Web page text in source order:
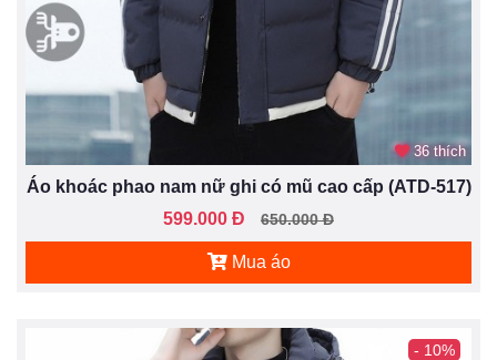
36 thích
Áo khoác phao nam nữ ghi có mũ cao cấp (ATD-517)
599.000 Đ
650.000 Đ
Mua áo
- 10%